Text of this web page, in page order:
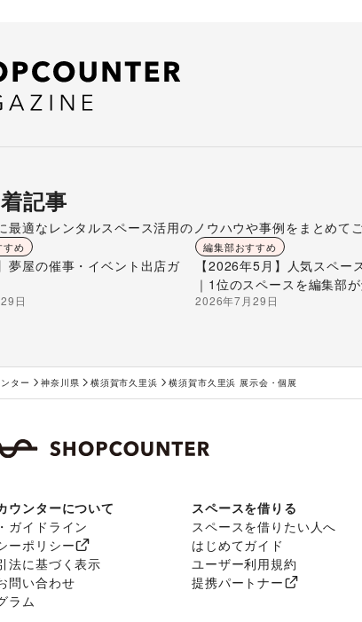
記事
最適なレンタルスペース活用のノウハウや事例をまとめて
すめ
夢屋の催事・イベント出店ガ
日
編集部おすすめ
【2026年5月】人気スペー
｜1位のスペースを編集部
2026年7月29日
ター 神奈川県 横須賀市久里浜 横須賀市久里浜 展示会・個展
ウンターについて
ガイドライン
ーポリシー
法に基づく表示
問い合わせ
ラム
スペースを借りる
スペースを借りたい人へ
はじめてガイド
ユーザー利用規約
提携パートナー